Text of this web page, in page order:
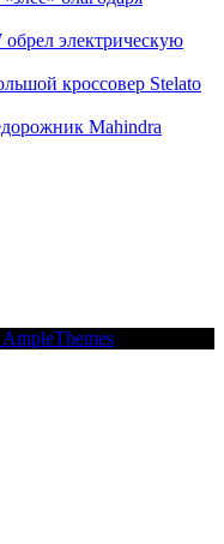
электрическую
кроссовер Stelato
Mahindra